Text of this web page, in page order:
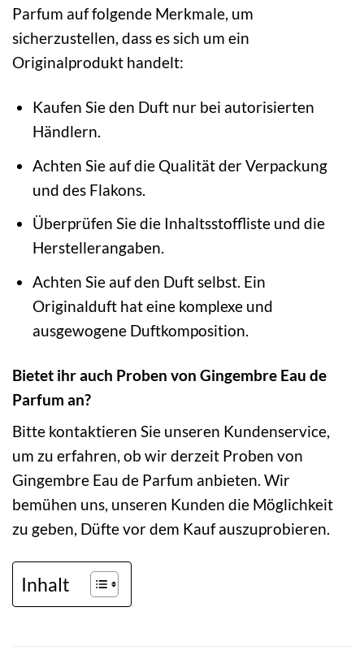
Parfum auf folgende Merkmale, um
sicherzustellen, dass es sich um ein
Originalprodukt handelt:
Kaufen Sie den Duft nur bei autorisierten
Händlern.
Achten Sie auf die Qualität der Verpackung
und des Flakons.
Überprüfen Sie die Inhaltsstoffliste und die
Herstellerangaben.
Achten Sie auf den Duft selbst. Ein
Originalduft hat eine komplexe und
ausgewogene Duftkomposition.
Bietet ihr auch Proben von Gingembre Eau de
Parfum an?
Bitte kontaktieren Sie unseren Kundenservice,
um zu erfahren, ob wir derzeit Proben von
Gingembre Eau de Parfum anbieten. Wir
bemühen uns, unseren Kunden die Möglichkeit
zu geben, Düfte vor dem Kauf auszuprobieren.
Inhalt